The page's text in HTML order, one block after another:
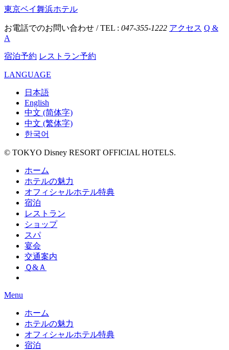
東京ベイ舞浜ホテル
お電話でのお問い合わせ / TEL : 047-355-1222 アクセス Q &
A
宿泊予約 レストラン予約
LANGUAGE
日本語
English
中文 (简体字)
中文 (繁体字)
한국어
© TOKYO Disney RESORT OFFICIAL HOTELS.
ホーム
ホテルの魅力
オフィシャルホテル特典
宿泊
レストラン
ショップ
スパ
宴会
交通案内
Ｑ&Ａ
Menu
ホーム
ホテルの魅力
オフィシャルホテル特典
宿泊